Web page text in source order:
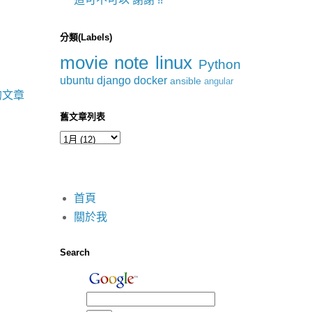
章
分類(Labels)
movie note linux Python
ubuntu django docker ansible angular
舊文章列表
首頁
關於我
Search